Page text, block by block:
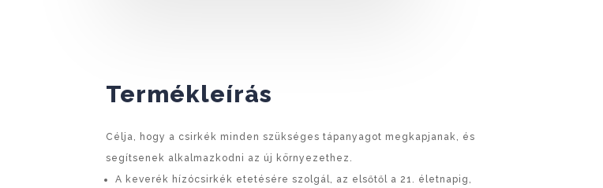
Termékleírás
Célja, hogy a csirkék minden szükséges tápanyagot megkapjanak, és
segítsenek alkalmazkodni az új környezethez.
A keverék hízócsirkék etetésére szolgál, az elsőtől a 21. életnapig,